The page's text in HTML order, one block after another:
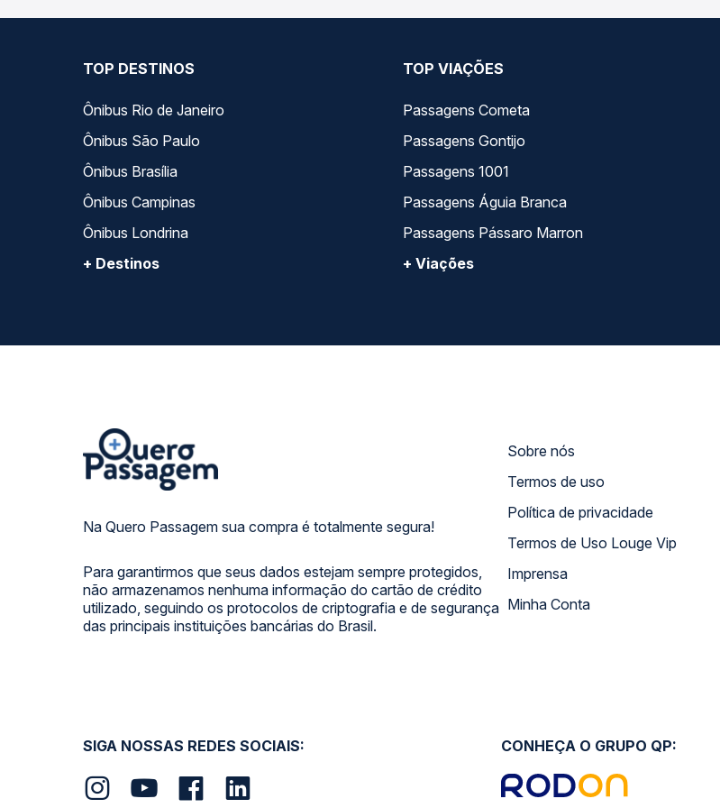
TOP DESTINOS
Ônibus Rio de Janeiro
Ônibus São Paulo
Ônibus Brasília
Ônibus Campinas
Ônibus Londrina
+ Destinos
TOP VIAÇÕES
Passagens Cometa
Passagens Gontijo
Passagens 1001
Passagens Águia Branca
Passagens Pássaro Marron
+ Viações
Na Quero Passagem sua compra é totalmente segura!
Para garantirmos que seus dados estejam sempre protegidos,
não armazenamos nenhuma informação do cartão de crédito
utilizado, seguindo os protocolos de criptografia e de segurança
das principais instituições bancárias do Brasil.
Sobre nós
Termos de uso
Política de privacidade
Termos de Uso Louge Vip
Imprensa
Minha Conta
SIGA NOSSAS REDES SOCIAIS: CONHEÇA O GRUPO QP: